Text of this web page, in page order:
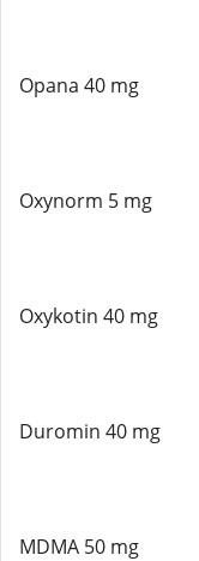
Opana 40 mg
Oxynorm 5 mg
Oxykotin 40 mg
Duromin 40 mg
MDMA 50 mg